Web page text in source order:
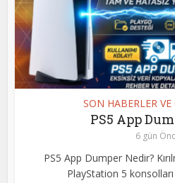
SON HABERLER VE
PS5 App
6 gün
PS5 App Dumper Nedir?
PlayStation 5